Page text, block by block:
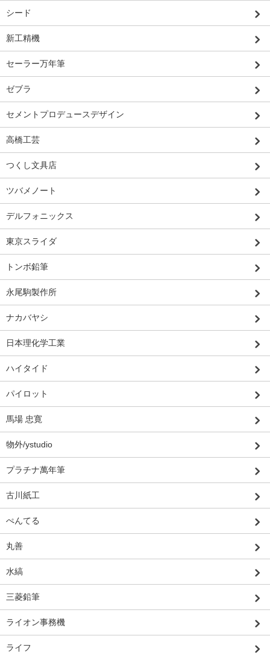
シード
新工精機
セーラー万年筆
ゼブラ
セメントプロデュースデザイン
高橋工芸
つくし文具店
ツバメノート
デルフォニックス
東京スライダ
トンボ鉛筆
永尾駒製作所
ナカバヤシ
日本理化学工業
ハイタイド
パイロット
馬場 忠寛
物外/ystudio
プラチナ萬年筆
古川紙工
ぺんてる
丸善
水縞
三菱鉛筆
ライオン事務機
ライフ